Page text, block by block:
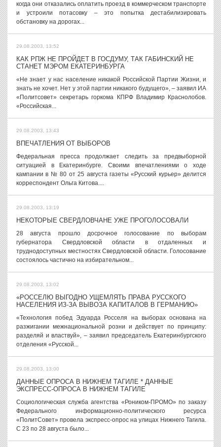
когда они отказались оплатить проезд в коммерческом транспорте
и устроили потасовку – это попытка дестабилизировать
обстановку на дорогах...
29.08.2003, 13:52
КАК РПЖ НЕ ПРОЙДЕТ В ГОСДУМУ, ТАК ГАБИНСКИЙ НЕ
СТАНЕТ МЭРОМ ЕКАТЕРИНБУРГА
«Не знает у нас население никакой Российской Партии Жизни, и
знать не хочет. Нет у этой партии никакого будущего», – заявил ИА
«Политсовет» секретарь горкома КПРФ Владимир Краснолобов.
«Российская...
29.08.2003, 13:43
ВПЕЧАТЛЕНИЯ ОТ ВЫБОРОВ
Федеральная пресса продолжает следить за предвыборной
ситуацией в Екатеринбурге. Своими впечатлениями о ходе
кампании в № 80 от 25 августа газеты «Русский курьер» делится
корреспондент Ольга Китова....
29.08.2003, 13:19
НЕКОТОРЫЕ СВЕРДЛОВЧАНЕ УЖЕ ПРОГОЛОСОВАЛИ
28 августа прошло досрочное голосование по выборам
губернатора Свердловской области в отдаленных и
труднодоступных местностях Свердловской области. Голосование
состоялось частично на избирательном...
29.08.2003, 13:02
«РОССЕЛЮ ВЫГОДНО УЩЕМЛЯТЬ ПРАВА РУССКОГО
НАСЕЛЕНИЯ ИЗ-ЗА ВЫВОЗА КАПИТАЛОВ В ГЕРМАНИЮ»
«Технология побед Эдуарда Росселя на выборах основана на
разжигании межнациональной розни и действует по принципу:
разделяй и властвуй», – заявил председатель Екатеринбургского
отделения «Русской...
29.08.2003, 13:00
ДАННЫЕ ОПРОСА В НИЖНЕМ ТАГИЛЕ * ДАННЫЕ
ЭКСПРЕСС-ОПРОСА В НИЖНЕМ ТАГИЛЕ
Социологическая служба агентства «Роником-ПРОМО» по заказу
Федерального информационно-политического ресурса
«ПолитСовет» провела экспресс-опрос на улицах Нижнего Тагила.
С 23 по 28 августа было...